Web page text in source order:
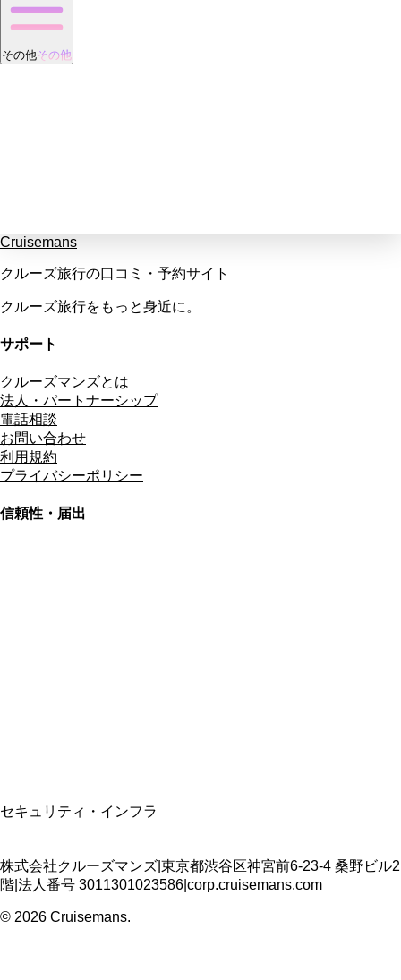
その他その他
Cruisemans
クルーズ旅行の口コミ・予約サイト
クルーズ旅行をもっと身近に。
サポート
クルーズマンズとは
法人・パートナーシップ
電話相談
お問い合わせ
利用規約
プライバシーポリシー
信頼性・届出
セキュリティ・インフラ
株式会社クルーズマンズ 東京都渋谷区神宮前6-23-4 桑野ビル2
階 法人番号 3011301023586 corp.cruisemans.com
© 2026 Cruisemans.